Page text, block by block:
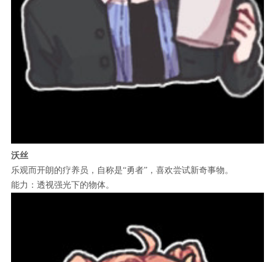
沃丝
乐观而开朗的疗养员，自称是“勇者”，喜欢尝试新奇事物。
能力：透视强光下的物体。